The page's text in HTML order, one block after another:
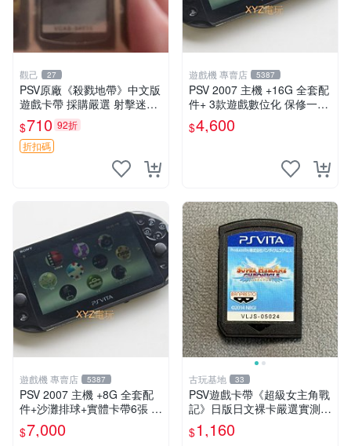
觀己 27
PSV原廠《殺戮地帶》中文版
遊戲卡帶 採購嚴選 射擊迷必
備 成色尚佳 插入即玩 殺戮地
帶 PSV 射擊 游戲
$710 92折
折扣碼
遊戲機 專賣店 5387
PSV 2007 主機 +16G 全套配
件+ 3款遊戲數位化 保修一年
品質有保障
$4,600
遊戲機 專賣店 5387
PSV 2007 主機 +8G 全套配
件+沙灘排球+實體卡帶6張 保
修一年 品質有保障
$7,000
古玩基地 33
PSV遊戲卡帶《超級女主角戰
記》日版日文裸卡嚴選實測正
常索尼專用 超級女主角戰記
PSV 日版 裸卡
$1,160